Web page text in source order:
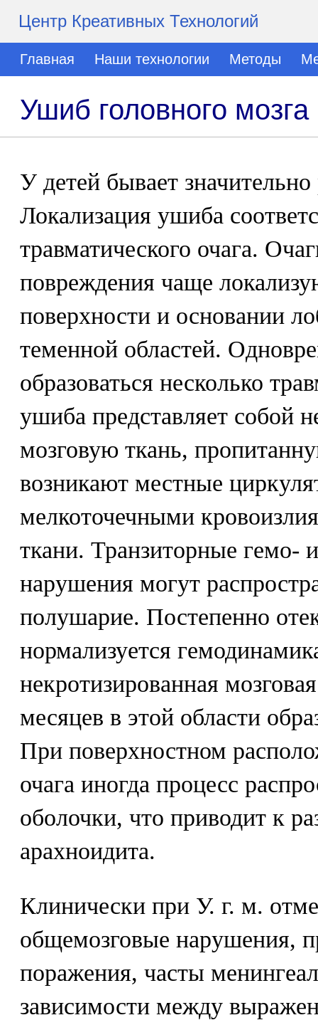
Центр Креативных Технологий
Главная Наши технологии Методы
Ушиб головного мозга
У детей бывает
Локализация ушиба
травматического очага.
повреждения чаще
поверхности и основании
теменной областей.
образоваться несколько
ушиба представляет собой
мозговую ткань,
возникают местные
мелкоточечными
ткани. Транзиторные гемо-
нарушения могут
полушарие. Постепенно
нормализуется
некротизированная
месяцев в этой области
При поверхностном
очага иногда процесс
оболочки, что приводит к
арахноидита.
Клинически при У. г. м.
общемозговые нарушения,
поражения, часты
зависимости между